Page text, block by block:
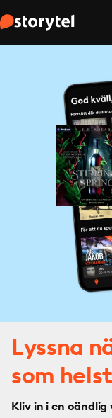
Lyssna
som helst
Kliv in i en oändlig